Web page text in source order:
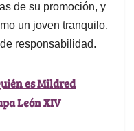
de su promoción, y
un joven tranquilo,
responsabilidad.
es Mildred
León XIV